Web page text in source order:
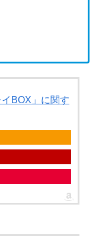
BOX」に関す